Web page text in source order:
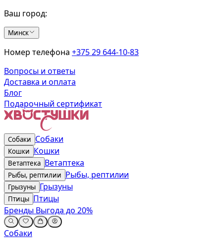
Ваш город:
Минск
Номер телефона +375 29 644-10-83
Вопросы и ответы
Доставка и оплата
Блог
Подарочный сертификат
Собаки Собаки
Кошки Кошки
Ветаптека Ветаптека
Рыбы, рептилии Рыбы, рептилии
Грызуны Грызуны
Птицы Птицы
Бренды Выгода до 20%
Собаки